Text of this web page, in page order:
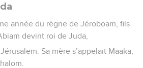
année du règne de Jéroboam, fils
devint roi de Juda,
Sa mère s’appelait Maaka,